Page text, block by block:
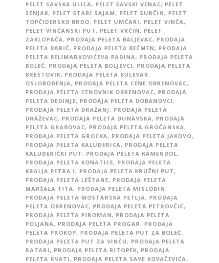
PELET SAVSKA ULICA, PELET SAVSKI VENAC, PELET
SENJAK, PELET STARI SAJAM, PELET SURČIN, PELET
TOPČIDERSKO BRDO, PELET UMČARI, PELET VINČA,
PELET VINČANSKI PUT, PELET VRČIN, PELET
ZAKLOPAČA, PRODAJA PELETA BALJEVAC, PRODAJA
PELETA BARIČ, PRODAJA PELETA BEČMEN, PRODAJA
PELETA BELIMARKOVIĆEVA PADINA, PRODAJA PELETA
BOLEČ, PRODAJA PELETA BOLJEVCI, PRODAJA PELETA
BRESTOVIK, PRODAJA PELETA BULEVAR
OSLOBOĐENJA, PRODAJA PELETA CENE OBRENOVAC,
PRODAJA PELETA CENOVNIK OBRENOVAC, PRODAJA
PELETA DEDINJE, PRODAJA PELETA DOBANOVCI,
PRODAJA PELETA DRAŽANJ, PRODAJA PELETA
DRAŽEVAC, PRODAJA PELETA DUNAVSKA, PRODAJA
PELETA GRABOVAC, PRODAJA PELETA GROČANSKA,
PRODAJA PELETA GROCKA, PRODAJA PELETA JAKOVO,
PRODAJA PELETA KALUĐERICA, PRODAJA PELETA
KALUĐERIČKI PUT, PRODAJA PELETA KAMENDOL,
PRODAJA PELETA KONATICE, PRODAJA PELETA
KRALJA PETRA I, PRODAJA PELETA KRUŽNI PUT,
PRODAJA PELETA LEŠTANE, PRODAJA PELETA
MARŠALA TITA, PRODAJA PELETA MISLOĐIN,
PRODAJA PELETA MOSTARSKA PETLJA, PRODAJA
PELETA OBRENOVAC, PRODAJA PELETA PETROVČIĆ,
PRODAJA PELETA PIROMAN, PRODAJA PELETA
POLJANA, PRODAJA PELETA PROGAR, PRODAJA
PELETA PROKOP, PRODAJA PELETA PUT ZA BOLEČ,
PRODAJA PELETA PUT ZA VINČU, PRODAJA PELETA
RATARI, PRODAJA PELETA RITOPEK, PRODAJA
PELETA RVATI, PRODAJA PELETA SAVE KOVAČEVIĆA,